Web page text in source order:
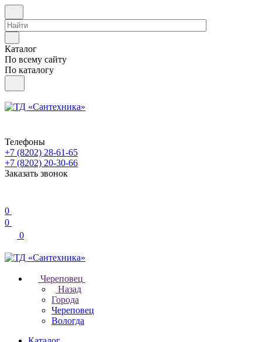
Каталог
По всему сайту
По каталогу
Телефоны
+7 (8202) 28‑61-65
+7 (8202) 20‑30-66
Заказать звонок
0
0
0
Череповец
Назад
Города
Череповец
Вологда